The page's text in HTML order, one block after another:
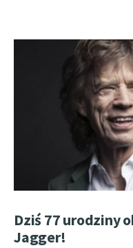
Dziś 77 urodziny
Jagger!